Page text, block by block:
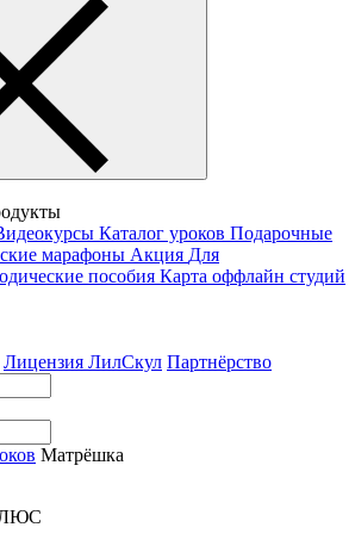
Каталог уроков Подарочные
марафоны Акция Для
пособия Карта оффлайн студий
Лицензия ЛилСкул Партнёрство
Матрёшка